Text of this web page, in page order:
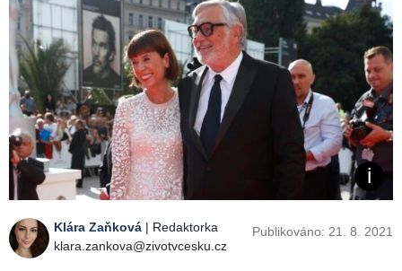
Klára Zaňková | Redaktorka
klara.zankova@zivotvcesku.cz
Publikováno: 21. 8. 2021